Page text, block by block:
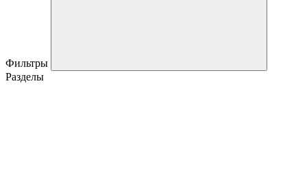
Фильтры
Разделы